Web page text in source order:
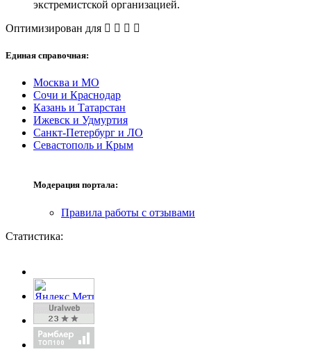
экстремистской организацией.
Оптимизирован для
Единая справочная:
Москва и МО
Сочи и Краснодар
Казань и Татарстан
Ижевск и Удмуртия
Санкт-Петербург и ЛО
Севастополь и Крым
Модерация портала:
Правила работы с отзывами
Статистика: